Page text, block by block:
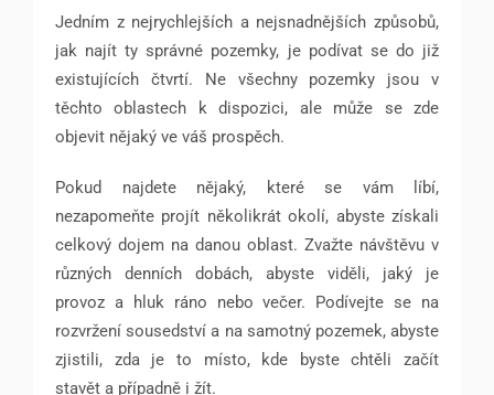
Jedním z nejrychlejších a nejsnadnějších způsobů,
jak najít ty správné pozemky, je podívat se do již
existujících čtvrtí. Ne všechny pozemky jsou v
těchto oblastech k dispozici, ale může se zde
objevit nějaký ve váš prospěch.
Pokud najdete nějaký, které se vám líbí,
nezapomeňte projít několikrát okolí, abyste získali
celkový dojem na danou oblast. Zvažte návštěvu v
různých denních dobách, abyste viděli, jaký je
provoz a hluk ráno nebo večer. Podívejte se na
rozvržení sousedství a na samotný pozemek, abyste
zjistili, zda je to místo, kde byste chtěli začít
stavět a případně i žít.